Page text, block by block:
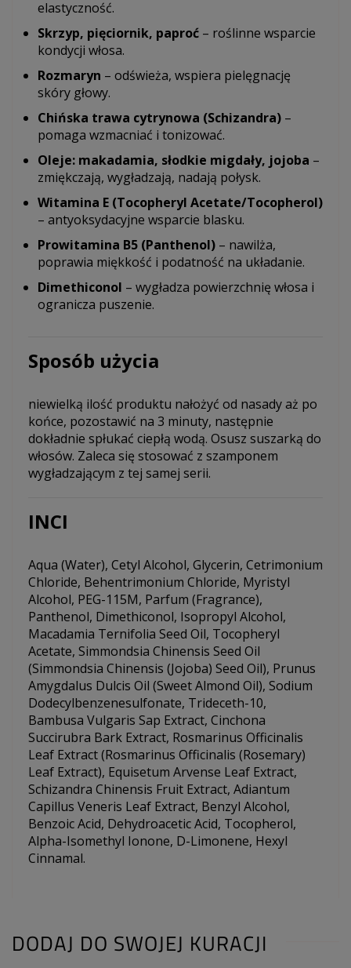
elastyczność.
Skrzyp, pięciornik, paproć – roślinne wsparcie
kondycji włosa.
Rozmaryn – odświeża, wspiera pielęgnację
skóry głowy.
Chińska trawa cytrynowa (Schizandra) –
pomaga wzmacniać i tonizować.
Oleje: makadamia, słodkie migdały, jojoba –
zmiękczają, wygładzają, nadają połysk.
Witamina E (Tocopheryl Acetate/Tocopherol)
– antyoksydacyjne wsparcie blasku.
Prowitamina B5 (Panthenol) – nawilża,
poprawia miękkość i podatność na układanie.
Dimethiconol – wygładza powierzchnię włosa i
ogranicza puszenie.
Sposób użycia
niewielką ilość produktu nałożyć od nasady aż po
końce, pozostawić na 3 minuty, następnie
dokładnie spłukać ciepłą wodą. Osusz suszarką do
włosów. Zaleca się stosować z szamponem
wygładzającym z tej samej serii.
INCI
Aqua (Water), Cetyl Alcohol, Glycerin, Cetrimonium
Chloride, Behentrimonium Chloride, Myristyl
Alcohol, PEG-115M, Parfum (Fragrance),
Panthenol, Dimethiconol, Isopropyl Alcohol,
Macadamia Ternifolia Seed Oil, Tocopheryl
Acetate, Simmondsia Chinensis Seed Oil
(Simmondsia Chinensis (Jojoba) Seed Oil), Prunus
Amygdalus Dulcis Oil (Sweet Almond Oil), Sodium
Dodecylbenzenesulfonate, Trideceth-10,
Bambusa Vulgaris Sap Extract, Cinchona
Succirubra Bark Extract, Rosmarinus Officinalis
Leaf Extract (Rosmarinus Officinalis (Rosemary)
Leaf Extract), Equisetum Arvense Leaf Extract,
Schizandra Chinensis Fruit Extract, Adiantum
Capillus Veneris Leaf Extract, Benzyl Alcohol,
Benzoic Acid, Dehydroacetic Acid, Tocopherol,
Alpha-Isomethyl Ionone, D-Limonene, Hexyl
Cinnamal.
DODAJ DO SWOJEJ KURACJI